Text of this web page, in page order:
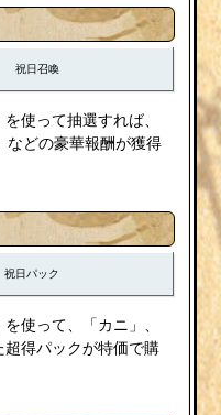
祝日召喚
使って抽選すれば、
などの豪華報酬が獲得
祝日パック
使って、「カニ」、
超得パックが特価で購